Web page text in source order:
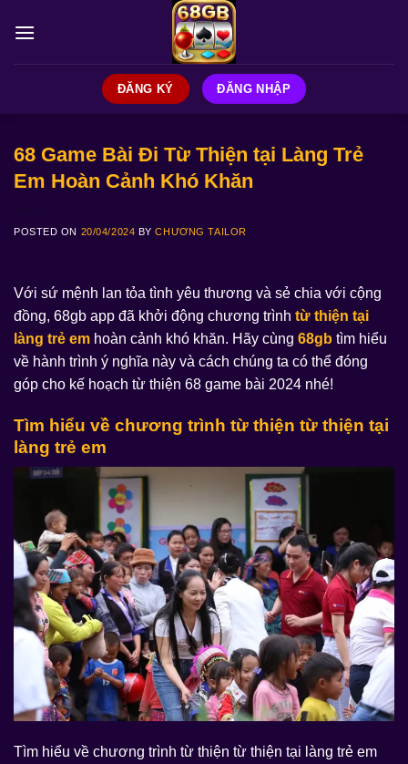
ĐĂNG KÝ ĐĂNG NHẬP
68 Game Bài Đi Từ Thiện tại Làng Trẻ
Em Hoàn Cảnh Khó Khăn
POSTED ON 20/04/2024 BYCHƯƠNG TAILOR
Với sứ mệnh lan tỏa tình yêu thương và sẻ chia với cộng
đồng, 68gb app đã khởi động chương trình từ thiện tại
làng trẻ em hoàn cảnh khó khăn. Hãy cùng 68gb tìm hiểu
về hành trình ý nghĩa này và cách chúng ta có thể đóng
góp cho kế hoạch từ thiện 68 game bài 2024 nhé!
Tìm hiểu về chương trình từ thiện từ thiện tại
làng trẻ em
Tìm hiểu về chương trình từ thiện từ thiện tại làng trẻ em